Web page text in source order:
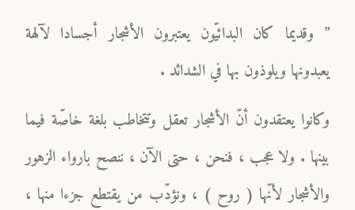
” وقديما كان البدائيّون يعتبرون الأشجار أجسادا لآلهة
يعبدونها ويلوذون بها في الشدائد .
وكانوا يعتقدون أنّ الأشجار تعقل وتتخاطب بلغة خاصّة فيما
بينها . ولا عجب ، فنحن ، حتى الآن ، ننصح بارواء الزهور
والأشجار لأنّها ( روح ) ، ونؤدّب من يقتطع جزءا منها ،